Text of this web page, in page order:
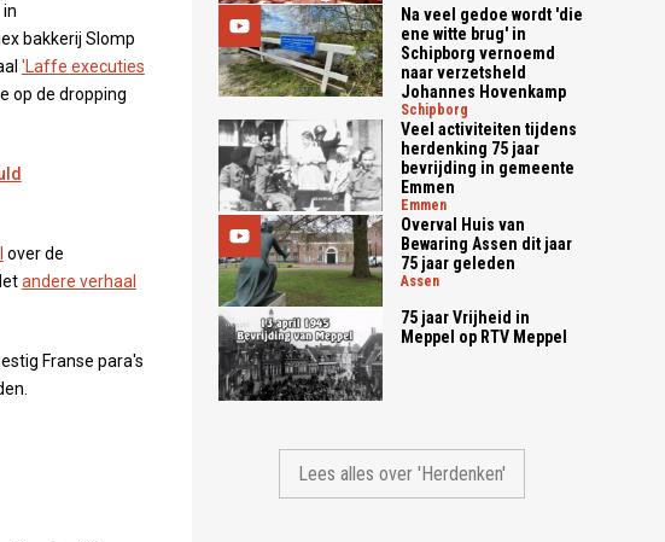
bakkerij Slomp
'Laffe executies
op de dropping
over de
andere verhaal
Franse para's
Na veel gedoe wordt 'die
ene witte brug' in
Schipborg vernoemd
naar verzetsheld
Johannes Hovenkamp
schipborg
Veel activiteiten tijdens
herdenking 75 jaar
bevrijding in gemeente
Emmen
emmen
Overval Huis van
Bewaring Assen dit jaar
75 jaar geleden
assen
75 jaar Vrijheid in
Meppel op RTV Meppel
Lees alles over 'Herdenken'